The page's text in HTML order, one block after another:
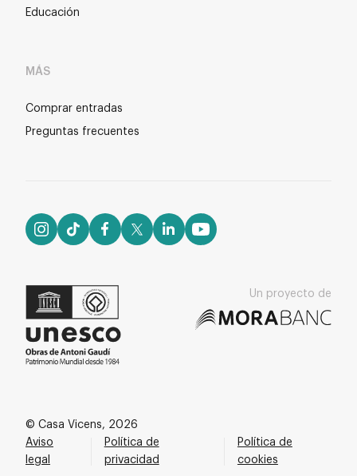
Educación
MÁS
Comprar entradas
Preguntas frecuentes
© Casa Vicens, 2026
Aviso
legal
Política de
privacidad
Política de
cookies
Un proyecto de